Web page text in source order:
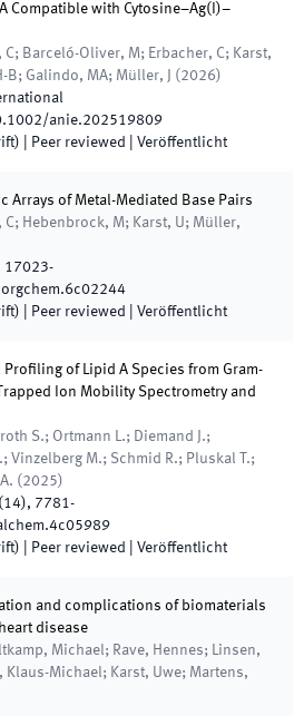
Compatible with Cytosine–Ag(I)–
C; Barceló-Oliver, M; Erbacher, C; Karst,
Galindo, MA; Müller, J
( 2026)
anie.202519809
| Peer reviewed Veröffentlicht
Arrays of Metal-Mediated Base Pairs
C; Hebenbrock, M; Karst, U; Müller,
17023-
| Peer reviewed Veröffentlicht
Profiling of Lipid A Species from Gram-
Ion Mobility Spectrometry and
S.; Ortmann L.; Diemand J.;
Vinzelberg M.; Schmid R.; Pluskal T.;
( 2025)
(14), 7781-
| Peer reviewed Veröffentlicht
and complications of biomaterials
disease
Michael; Rave, Hennes; Linsen,
Klaus-Michael; Karst, Uwe; Martens,